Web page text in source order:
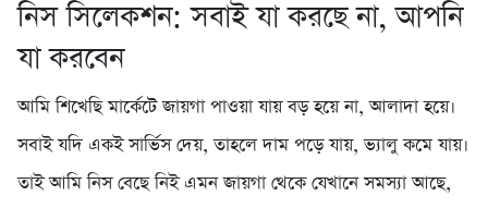
নিস সিলেকশন: সবাই যা করছে না, আপনি
যা করবেন
আমি শিখেছি মার্কেটে জায়গা পাওয়া যায় বড় হয়ে না, আলাদা হয়ে।
সবাই যদি একই সার্ভিস দেয়, তাহলে দাম পড়ে যায়, ভ্যালু কমে যায়।
তাই আমি নিস বেছে নিই এমন জায়গা থেকে যেখানে সমস্যা আছে,